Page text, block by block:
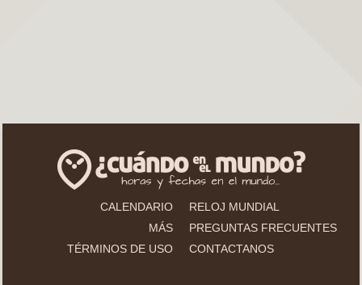
CALENDARIO
RELOJ MUNDIAL
MÁS
PREGUNTAS FRECUENTES
TÉRMINOS DE USO
CONTACTANOS